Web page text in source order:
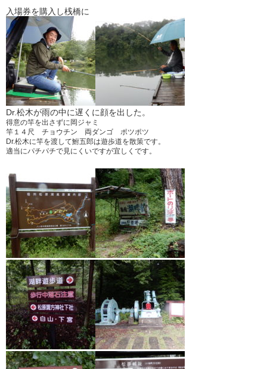
入場券を購入し桟橋に
Dr.松木が雨の中に遅くに顔を出した。
得意の竿を出さずに岡ジャミ
竿１４尺 チョウチン 両ダンゴ ポツポツ
Dr.松木に竿を渡して鮒五郎は遊歩道を散策です。
適当にパチパチで見にくいですが宜しくです。